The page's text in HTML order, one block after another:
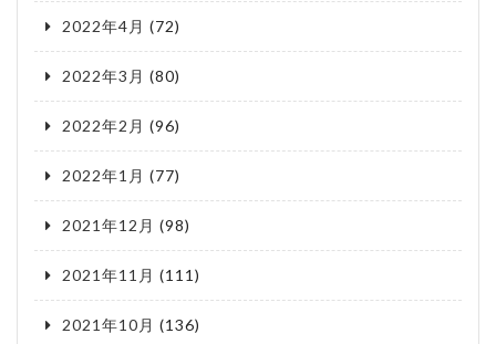
2022年4月 (72)
2022年3月 (80)
2022年2月 (96)
2022年1月 (77)
2021年12月 (98)
2021年11月 (111)
2021年10月 (136)